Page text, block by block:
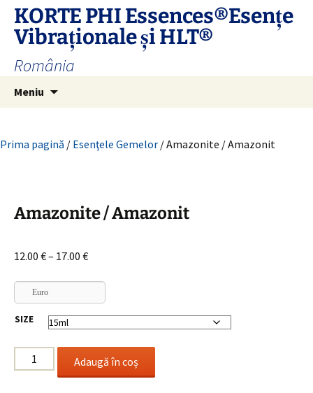
Sari
conținut
KORTE PHI Essences®Esenţe
Vibraţionale și HLT®
România
Meniu
Prima pagină / Esenţele Gemelor / Amazonite / Amazonit
Amazonite / Amazonit
12.00 €– 17.00 €Interval
12.00 €
17.00 €
Euro
SIZE
Cantitate
Amazonite
Adaugă în coș